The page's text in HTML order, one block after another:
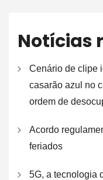
Notícias
Cenário de clipe
casarão azul no
ordem de
Acordo
feriados
5G, a tecnologia